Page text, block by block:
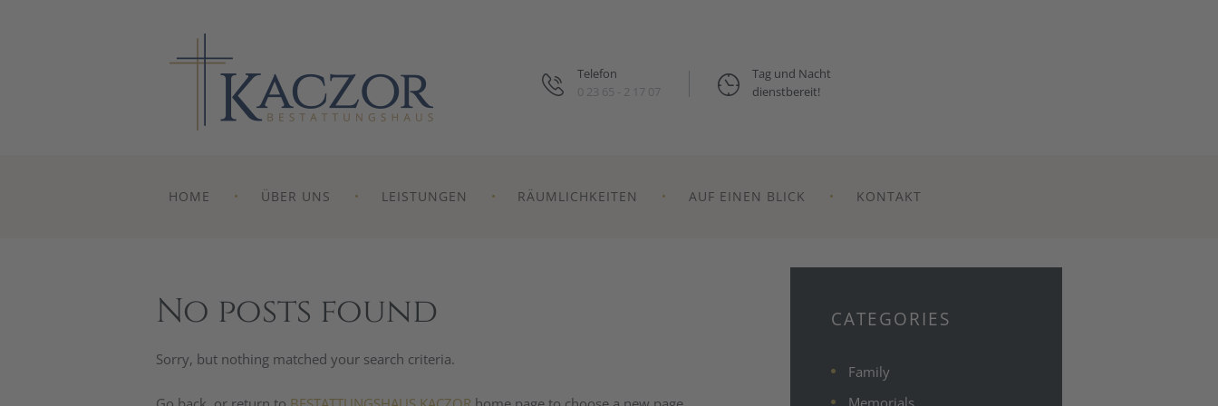
Telefon
0 23 65 - 2 17 07
Tag und Nacht
dienstbereit!
HOME ÜBER UNS LEISTUNGEN RÄUMLICHKEITEN AUF EINEN BLICK KONTAKT
No posts found
Sorry, but nothing matched your search criteria.
CATEGORIES
Family